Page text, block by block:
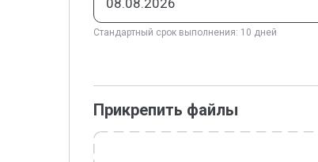
Стандартный срок выполнения: 10 дней
Прикрепить файлы